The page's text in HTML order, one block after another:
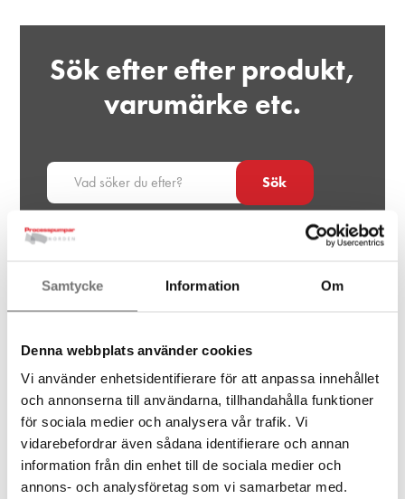
Samtycke Information Om
Denna webbplats använder cookies
Vi använder enhetsidentifierare för att anpassa innehållet
och annonserna till användarna, tillhandahålla funktioner
för sociala medier och analysera vår trafik. Vi
vidarebefordrar även sådana identifierare och annan
information från din enhet till de sociala medier och
annons- och analysföretag som vi samarbetar med.
Sök efter efter produkt,
varumärke etc.
Sök
Ditt projekt,
vårt fokus
Låt oss träffas på dina villkor